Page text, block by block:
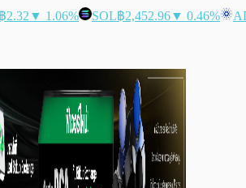
฿2.32 ▼ 1.06% SOL฿2,452.96▼ 0.46%